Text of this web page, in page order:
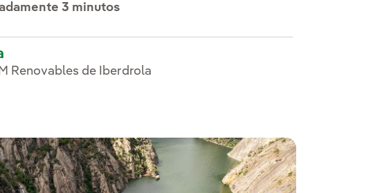
3 minutos
Renovables de Iberdrola